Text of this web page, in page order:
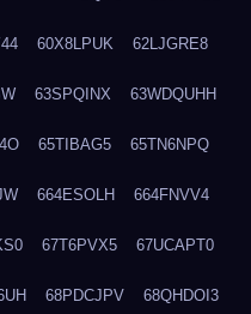
60X8LPUK 62LJGRE8
63SPQINX 63WDQUHH
65TIBAG5 65TN6NPQ
664ESOLH 664FNVV4
67T6PVX5 67UCAPT0
68PDCJPV 68QHDOI3